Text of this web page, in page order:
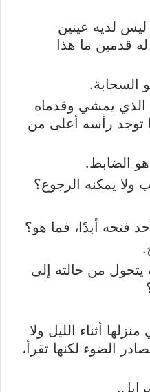
لديه عينين
قدمين ما هذا
السحابة.
يمشي وقدماه
توجد رأسه أعلى من
الضابط.
ولا يمكنه الرجوع؟
فتحه أبدًا، فما هو؟
يتحول من حالته إلى
أثناء الليل ولا
الضوء لكنها تقرأ،